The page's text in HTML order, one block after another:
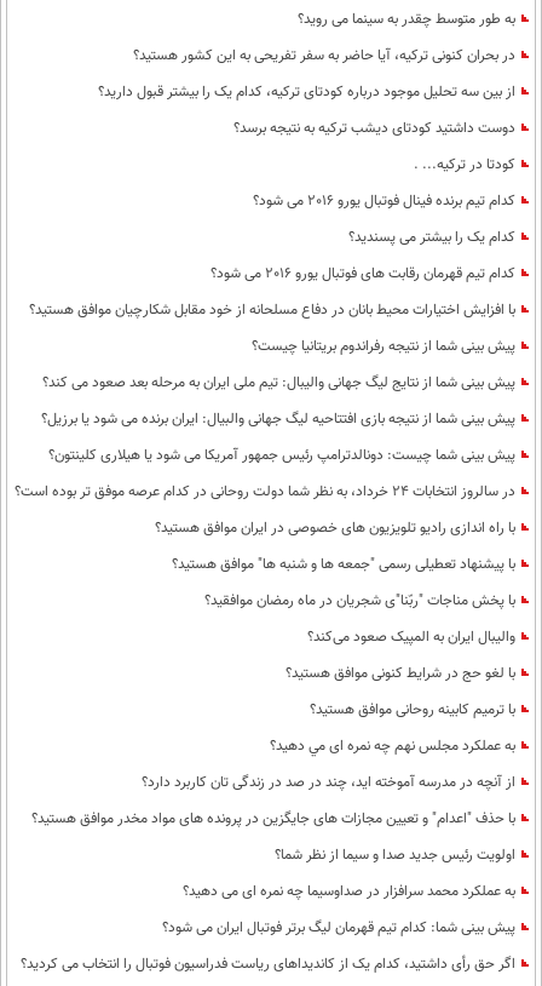
به طور متوسط چقدر به سینما می روید؟
در بحران کنونی ترکیه، آیا حاضر به سفر تفریحی به این کشور هستید؟
از بین سه تحلیل موجود درباره کودتای ترکیه، کدام یک را بیشتر قبول دارید؟
دوست داشتید کودتای دیشب ترکیه به نتیجه برسد؟
کودتا در ترکیه... .
کدام تیم برنده فینال فوتبال یورو 2016 می شود؟
کدام یک را بیشتر می پسندید؟
کدام تیم قهرمان رقابت های فوتبال یورو 2016 می شود؟
با افزایش اختیارات محیط‌ بانان در دفاع مسلحانه از خود مقابل شکارچیان موافق هستید؟
پیش بینی شما از نتیجه رفراندوم بریتانیا چیست؟
پيش بينی شما از نتايج ليگ جهانی واليبال: تيم ملی ايران به مرحله بعد صعود می كند؟
پیش بینی شما از نتیجه بازی افتتاحیه لیگ جهانی والبیال: ایران برنده می شود یا برزیل؟
پیش بینی شما چیست: دونالدترامپ رئیس جمهور آمریکا می شود یا هیلاری کلینتون؟
در سالروز انتخابات 24 خرداد، به نظر شما دولت روحانی در کدام عرصه موفق تر بوده است؟
با راه اندازی رادیو تلویزیون های خصوصی در ایران موافق هستید؟
با پیشنهاد تعطیلی رسمی "جمعه ها و شنبه ها" موافق هستید؟
با پخش مناجات "ربّنا"ی شجریان در ماه رمضان موافقید؟
والیبال ایران به المپیک صعود می‌کند؟
با لغو حج در شرایط کنونی موافق هستید؟
با ترمیم کابینه روحانی موافق هستید؟
به عملكرد مجلس نهم چه نمره ای مي دهيد؟
از آنچه در مدرسه آموخته اید، چند در صد در زندگی تان کاربرد دارد؟
با حذف "اعدام" و تعیین مجازات های جایگزین در پرونده های مواد مخدر موافق هستید؟
اولویت رئیس جدید صدا و سیما از نظر شما؟
به عملکرد محمد سرافزار در صداوسیما چه نمره ای می دهید؟
پیش بینی شما: کدام تیم قهرمان لیگ برتر فوتبال ایران می شود؟
اگر حق رأی داشتید، کدام یک از کاندیداهای ریاست فدراسیون فوتبال را انتخاب می کردید؟